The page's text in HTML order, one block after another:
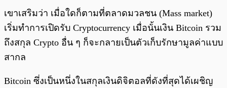
เขาเสริมว่า เมื่อใดก็ตามที่ตลาดมวลชน (Mass market)
เริ่มทำการเปิดรับ Cryptocurrency เมื่อนั้นเงิน Bitcoin รวม
ถึงสกุล Crypto อื่น ๆ ก็จะกลายเป็นตัวเก็บรักษามูลค่าแบบ
สากล
Bitcoin ซึ่งเป็นหนึ่งในสกุลเงินดิจิตอลที่ดังที่สุดได้เผชิญ